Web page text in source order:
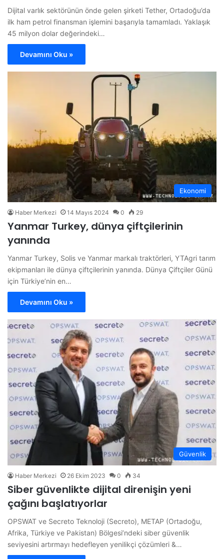
Dijital varlık sektörünün önde gelen şirketi Tether, Ortadoğu’da
ilk ham petrol finansman işlemini başarıyla tamamladı. Yaklaşık
45 milyon dolar değerindeki…
Devamını Oku »
Ekonomi
Haber Merkezi 14 Mayıs 2024 0 29
Yanmar Turkey, dünya çiftçilerinin
yanında
Yanmar Turkey, Solis ve Yanmar markalı traktörleri, YTAgri tarım
ekipmanları ile dünya çiftçilerinin yanında. Dünya Çiftçiler Günü
için Türkiye’nin en…
Devamını Oku »
Güvenlik
Haber Merkezi 26 Ekim 2023 0 34
Siber güvenlikte dijital direnişin yeni
çağını başlatıyorlar
OPSWAT ve Secreto Teknoloji (Secreto), METAP (Ortadoğu,
Afrika, Türkiye ve Pakistan) Bölgesi’ndeki siber güvenlik
seviyesini artırmayı hedefleyen yenilikçi çözümleri &…